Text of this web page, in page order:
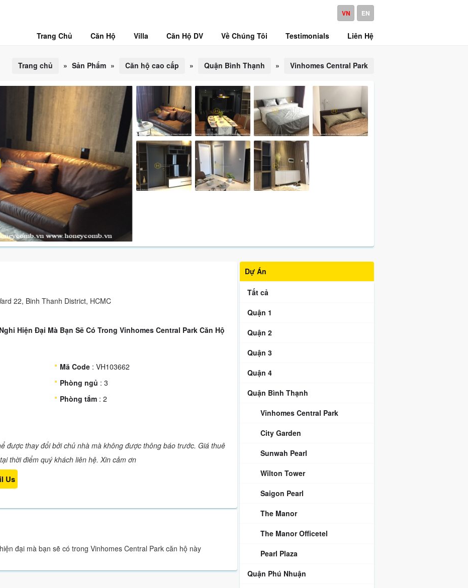
VN EN
Trang Chủ Căn Hộ Villa Căn Hộ DV Về Chúng Tôi Testimonials Liên Hệ
Trang chủ » Sản Phẩm » Căn hộ cao cấp » Quận Bình Thạnh » Vinhomes Central Park
22, Binh Thanh District, HCMC
Hiện Đại Mà Bạn Sẽ Có Trong Vinhomes Central Park Căn Hộ
Mã Code : VH103662
Phòng ngủ : 3
Phòng tắm : 2
được thay đổi bởi chủ nhà mà không được thông báo trước. Giá thuê
thời điểm quý khách liên hệ. Xin cảm ơn
Us
đại mà bạn sẽ có trong Vinhomes Central Park căn hộ này
Dự Án
Tất cả
Quận 1
Quận 2
Quận 3
Quận 4
Quận Bình Thạnh
Vinhomes Central Park
City Garden
Sunwah Pearl
Wilton Tower
Saigon Pearl
The Manor
The Manor Officetel
Pearl Plaza
Quận Phú Nhuận